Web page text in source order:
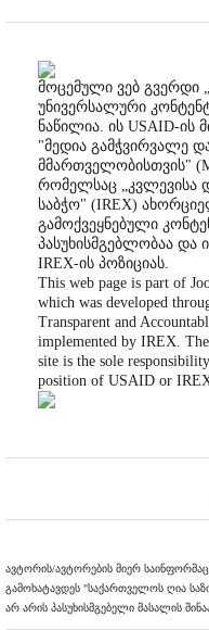
მოცემული ვებ გვერდი
უნივერსალური
ნაწილია. ის USAID-ის
"მედია გამჭვირვალე
მმართველობისთვის"
რომელსაც „კვლევისა
საბჭო" (IREX)
გამოქვეყნებული
პასუხისმგებლობაა და
IREX-ის პოზიციას.
This web page is part of
which was developed
Transparent and
implemented by IREX.
site is the sole
position of USAID or
ავტორის/ავტორების მიერ
გამოხატავდეს "საქართველოს ღია
არ არის პასუხისმგებელი მასალის